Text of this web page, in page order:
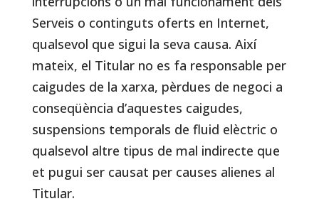
Serveis o continguts oferts en Internet,
qualsevol que sigui la seva causa. Així
mateix, el Titular no es fa responsable per
caigudes de la xarxa, pèrdues de negoci a
conseqüència d’aquestes caigudes,
suspensions temporals de fluid elèctric o
qualsevol altre tipus de mal indirecte que
et pugui ser causat per causes alienes al
Titular.